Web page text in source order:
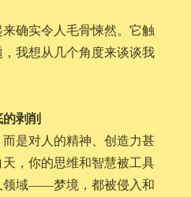
确实令人毛骨悚然。它触
我想从几个角度来谈谈我
剥削
是对人的精神、创造力甚
，你的思维和智慧被工具
领域——梦境，都被侵入和